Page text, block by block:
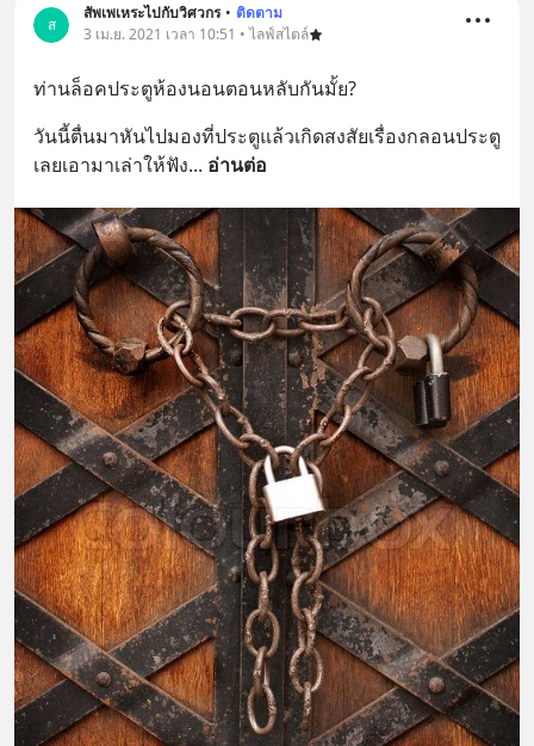
ส
สัพเพเหระไปกับวิศวกร • ติดตาม
3 เม.ย. 2021 เวลา 10:51 • ไลฟ์สไตล์
ท่านล็อคประตู​ห้องนอนตอนหลับกันมั้ย?
วันนี้ตื่นมาหันไปมองที่ประตูแล้วเกิดสงสัยเรื่องกลอนประตู
เลยเอามาเล่าให้ฟัง... อ่านต่อ